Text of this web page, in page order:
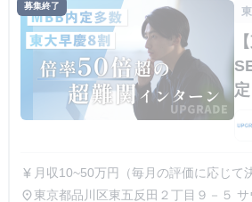
募集終了
定
currency_yen 月収10~50万円（毎月の評価に応じて
place東京都品川区東五反田２丁目９－５